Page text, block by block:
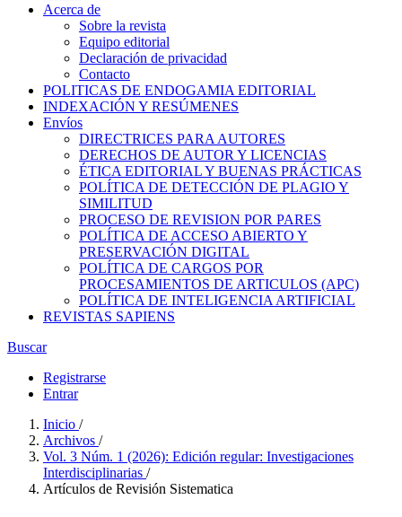
Acerca de
Sobre la revista
Equipo editorial
Declaración de privacidad
Contacto
POLITICAS DE ENDOGAMIA EDITORIAL
INDEXACIÓN Y RESÚMENES
Envíos
DIRECTRICES PARA AUTORES
DERECHOS DE AUTOR Y LICENCIAS
ÉTICA EDITORIAL Y BUENAS PRÁCTICAS
POLÍTICA DE DETECCIÓN DE PLAGIO Y
SIMILITUD
PROCESO DE REVISION POR PARES
POLÍTICA DE ACCESO ABIERTO Y
PRESERVACIÓN DIGITAL
POLÍTICA DE CARGOS POR
PROCESAMIENTOS DE ARTICULOS (APC)
POLÍTICA DE INTELIGENCIA ARTIFICIAL
REVISTAS SAPIENS
Buscar
Registrarse
Entrar
Inicio /
Archivos /
Vol. 3 Núm. 1 (2026): Edición regular: Investigaciones
Interdisciplinarias /
Artículos de Revisión Sistematica